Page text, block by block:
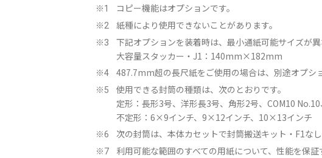
※1 コピー機能はオプションです。
※2 紙種により使用できないことがあります。
※3
下記オプションを装着時は、最小通紙可能サイズが異
大容量スタッカー・J1：140mm×182mm
※4 487.7mm超の長尺紙をご使用の場合は、別途オプシ
※5
使用できる封筒の種類は、次のとおりです。
定形：長形3号、洋形長3号、角形2号、COM10
不定形：6×9インチ、9×12インチ、10×13インチ
※6 次の封筒は、本体カセットで封筒搬送キット・F1
※7
利用可能な範囲のすべての用紙について、性能を保